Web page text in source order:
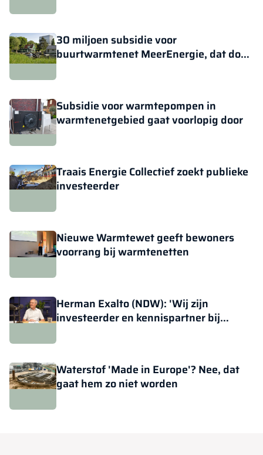
30 miljoen subsidie voor
buurtwarmtenet MeerEnergie, dat door
Subsidie voor warmtepompen in
warmtenetgebied gaat voorlopig door
Traais Energie Collectief zoekt publieke
investeerder
Nieuwe Warmtewet geeft bewoners
voorrang bij warmtenetten
Herman Exalto (NDW): 'Wij zijn
investeerder en kennispartner bij
Waterstof 'Made in Europe'? Nee, dat
gaat hem zo niet worden